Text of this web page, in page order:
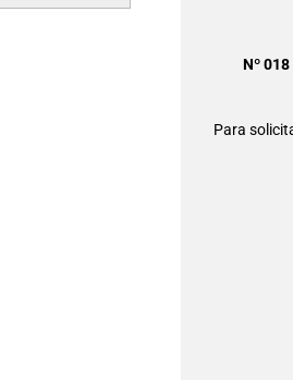
Nº 018
Para